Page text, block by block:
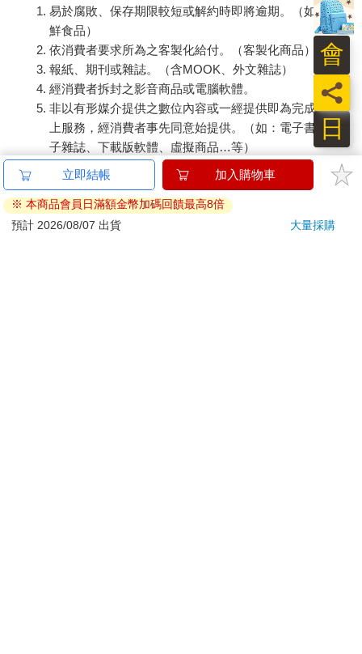
易於腐敗、保存期限較短或解約時即將逾期。（如：生
鮮食品）
依消費者要求所為之客製化給付。（客製化商品）
報紙、期刊或雜誌。（含MOOK、外文雜誌）
經消費者拆封之影音商品或電腦軟體。
非以有形媒介提供之數位內容或一經提供即為完成之線
上服務，經消費者事先同意始提供。（如：電子書、電
子雜誌、下載版軟體、虛擬商品…等）
已拆封之個人衛生用品。（如：內衣褲、刮鬍刀、除毛
若非上列種類商品，均享有到貨7天的猶豫期（含例假
日）。
立即結帳 加入購物車
※ 本商品會員日滿額金幣加碼回饋最高8倍
預計 2026/08/07 出貨
大量採購
日
員
會